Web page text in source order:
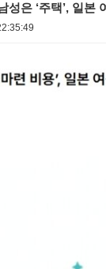
은 ‘주택’, 일본